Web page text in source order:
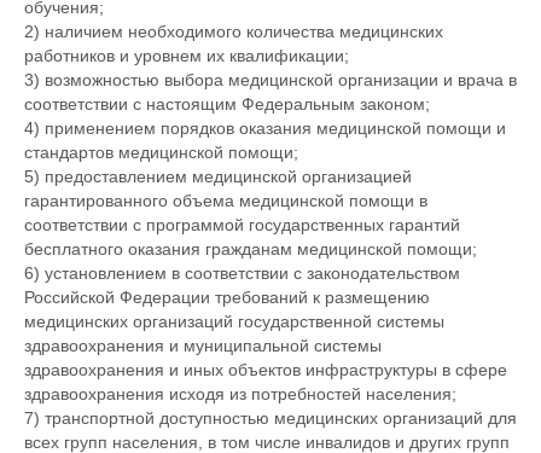
обучения;
2) наличием необходимого количества медицинских
работников и уровнем их квалификации;
3) возможностью выбора медицинской организации и врача в
соответствии с настоящим Федеральным законом;
4) применением порядков оказания медицинской помощи и
стандартов медицинской помощи;
5) предоставлением медицинской организацией
гарантированного объема медицинской помощи в
соответствии с программой государственных гарантий
бесплатного оказания гражданам медицинской помощи;
6) установлением в соответствии с законодательством
Российской Федерации требований к размещению
медицинских организаций государственной системы
здравоохранения и муниципальной системы
здравоохранения и иных объектов инфраструктуры в сфере
здравоохранения исходя из потребностей населения;
7) транспортной доступностью медицинских организаций для
всех групп населения, в том числе инвалидов и других групп